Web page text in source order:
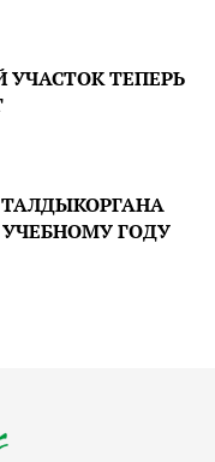
УЧАСТОК ТЕПЕРЬ
ГОДУ